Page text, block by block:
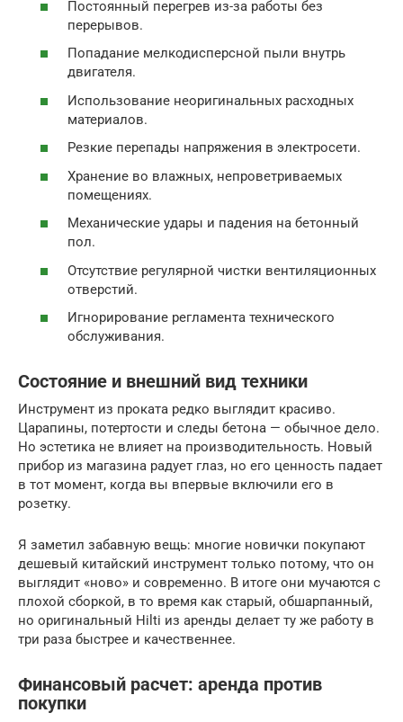
Постоянный перегрев из-за работы без
перерывов.
Попадание мелкодисперсной пыли внутрь
двигателя.
Использование неоригинальных расходных
материалов.
Резкие перепады напряжения в электросети.
Хранение во влажных, непроветриваемых
помещениях.
Механические удары и падения на бетонный
пол.
Отсутствие регулярной чистки вентиляционных
отверстий.
Игнорирование регламента технического
обслуживания.
Состояние и внешний вид техники
Инструмент из проката редко выглядит красиво.
Царапины, потертости и следы бетона — обычное дело.
Но эстетика не влияет на производительность. Новый
прибор из магазина радует глаз, но его ценность падает
в тот момент, когда вы впервые включили его в
розетку.
Я заметил забавную вещь: многие новички покупают
дешевый китайский инструмент только потому, что он
выглядит «ново» и современно. В итоге они мучаются с
плохой сборкой, в то время как старый, обшарпанный,
но оригинальный Hilti из аренды делает ту же работу в
три раза быстрее и качественнее.
Финансовый расчет: аренда против
покупки